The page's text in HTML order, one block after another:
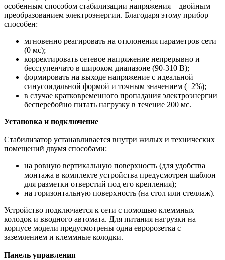
особенным способом стабилизации напряжения – двойным
преобразованием электроэнергии. Благодаря этому прибор
способен:
мгновенно реагировать на отклонения параметров сети
(0 мс);
корректировать сетевое напряжение непрерывно и
бесступенчато в широком диапазоне (90-310 В);
формировать на выходе напряжение с идеальной
синусоидальной формой и точным значением (±2%);
в случае кратковременного пропадания электроэнергии
бесперебойно питать нагрузку в течение 200 мс.
Установка и подключение
Стабилизатор устанавливается внутри жилых и технических
помещений двумя способами:
на ровную вертикальную поверхность (для удобства
монтажа в комплекте устройства предусмотрен шаблон
для разметки отверстий под его крепления);
на горизонтальную поверхность (на стол или стеллаж).
Устройство подключается к сети с помощью клеммных
колодок и вводного автомата. Для питания нагрузки на
корпусе модели предусмотрены одна евророзетка с
заземлением и клеммные колодки.
Панель управления